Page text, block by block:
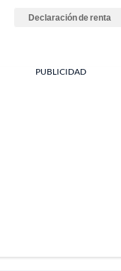
Declaración de renta
PUBLICIDAD